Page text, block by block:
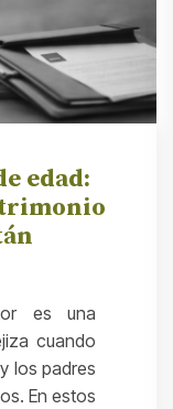
edad:
es una
cuando
los padres
En estos